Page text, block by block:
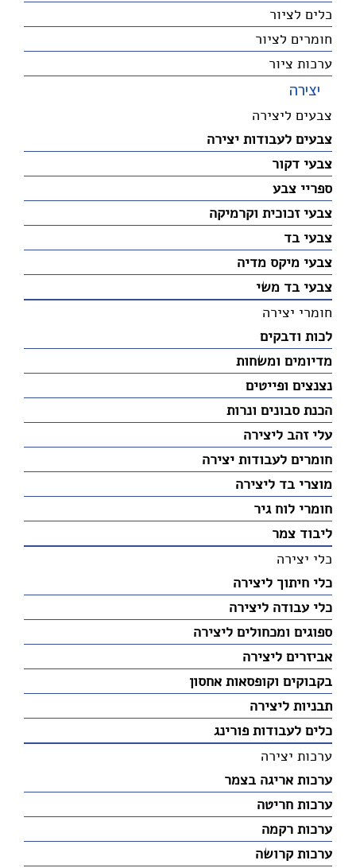
כלים לציור
חומרים לציור
ערכות ציור
יצירה
צבעים ליצירה
צבעים לעבודות יצירה
צבעי דקור
ספריי צבע
צבעי זכוכית וקרמיקה
צבעי בד
צבעי מיקס מדיה
צבעי בד משי
חומרי יצירה
לכות ודבקים
מדיומים ומשחות
נצנצים ופייטים
הכנת סבונים ונרות
עלי זהב ליצירה
חומרים לעבודות יצירה
מוצרי בד ליצירה
חומרי לוח גיר
ליבוד צמר
כלי יצירה
כלי חיתוך ליצירה
כלי עבודה ליצירה
ספוגים ומכחולים ליצירה
אביזרים ליצירה
בקבוקים וקופסאות אחסון
תבניות ליצירה
כלים לעבודות פורינג
ערכות יצירה
ערכות אריגה בצמר
ערכות חריטה
ערכות רקמה
ערכות קרושה